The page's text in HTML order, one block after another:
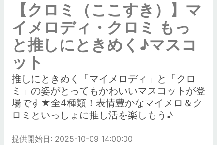
【クロミ（ここすき）】マ
イメロディ・クロミ もっ
と推しにときめく♪マスコ
ット
推しにときめく「マイメロディ」と「クロ
ミ」の姿がとってもかわいいマスコットが登
場です★全4種類！表情豊かなマイメロ＆ク
ロミといっしょに推し活を楽しもう♪
提供開始日: 2025-10-09 14:00:00